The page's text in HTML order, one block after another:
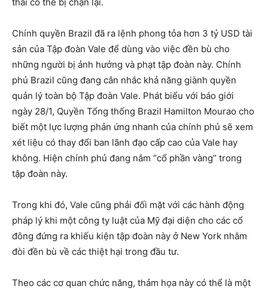
Chính quyền Brazil đã ra lệnh phong tỏa hơn 3 tỷ USD tài
sản của Tập đoàn Vale để dùng vào việc đền bù cho
những người bị ảnh hưởng và phạt tập đoàn này. Chính
phủ Brazil cũng đang cân nhắc khả năng giành quyền
quản lý toàn bộ Tập đoàn Vale. Phát biểu với báo giới
ngày 28/1, Quyền Tổng thống Brazil Hamilton Mourao cho
biết một lực lượng phản ứng nhanh của chính phủ sẽ xem
xét liệu có thay đổi ban lãnh đạo cấp cao của Vale hay
không. Hiện chính phủ đang nắm “cổ phần vàng” trong
tập đoàn này.
Trong khi đó, Vale cũng phải đối mặt với các hành động
pháp lý khi một công ty luật của Mỹ đại diện cho các cổ
đông đứng ra khiếu kiện tập đoàn này ở New York nhằm
đòi đền bù về các thiệt hại trong đầu tư.
Theo các cơ quan chức năng, thảm họa này có thể là một